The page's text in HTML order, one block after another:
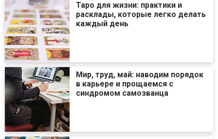
Таро для жизни: практики и
расклады, которые легко делать
каждый день
Мир, труд, май: наводим порядок
в карьере и прощаемся с
синдромом самозванца